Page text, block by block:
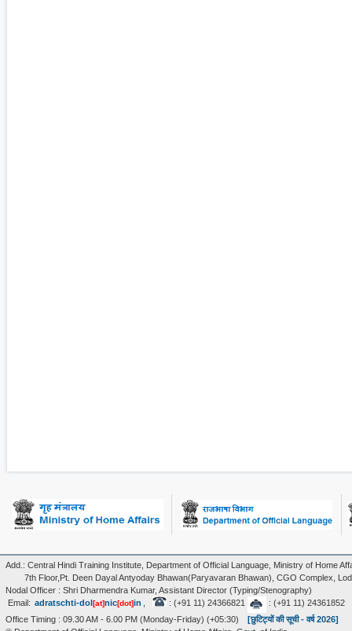
Add.: Central Hindi Training Institute, Department of Official Language, Ministry of Home
7th Floor,Pt. Deen Dayal Antyoday Bhawan(Paryavaran Bhawan), CGO Complex,
Nodal Officer : Shri Dharmendra Kumar, Assistant Director (Typing/Stenography)
Email: adratschti-dol [at]nic[dot]in , : (+91 11) 24366821
: (+91 11) 24361852
Office Timing : 09.30 AM - 6.00 PM (Monday-Friday) (+05:30)
[छुटिट्यों की सूची - वर्ष 2026]